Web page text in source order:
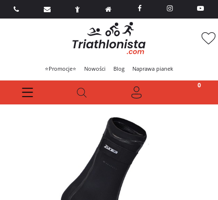
  
⭐Promocje⭐ Nowości Blog Naprawa pianek